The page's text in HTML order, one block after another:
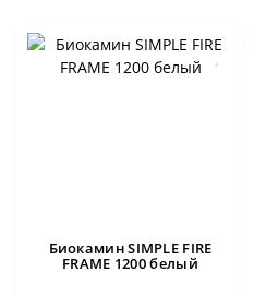
Биокамин SIMPLE FIRE
FRAME 1200 белый